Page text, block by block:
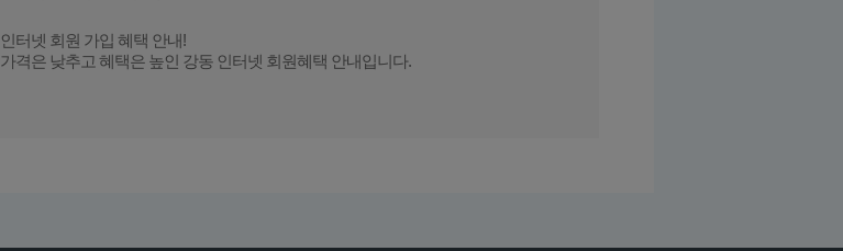
인터넷 회원 가입 혜택 안내!
가격은 낮추고 혜택은 높인 강동 인터넷 회원혜택 안내입니다.